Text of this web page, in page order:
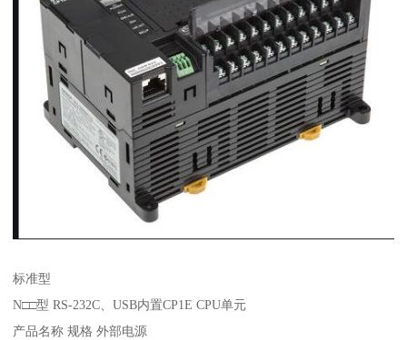
标准型
N□□型 RS-232C、USB内置CP1E CPU单元
产品名称 规格 外部电源